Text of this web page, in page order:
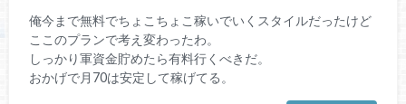
俺今まで無料でちょこちょこ稼いでいくスタイルだったけど
ここのプランで考え変わったわ。
しっかり軍資金貯めたら有料行くべきだ。
おかげで月70は安定して稼げてる。